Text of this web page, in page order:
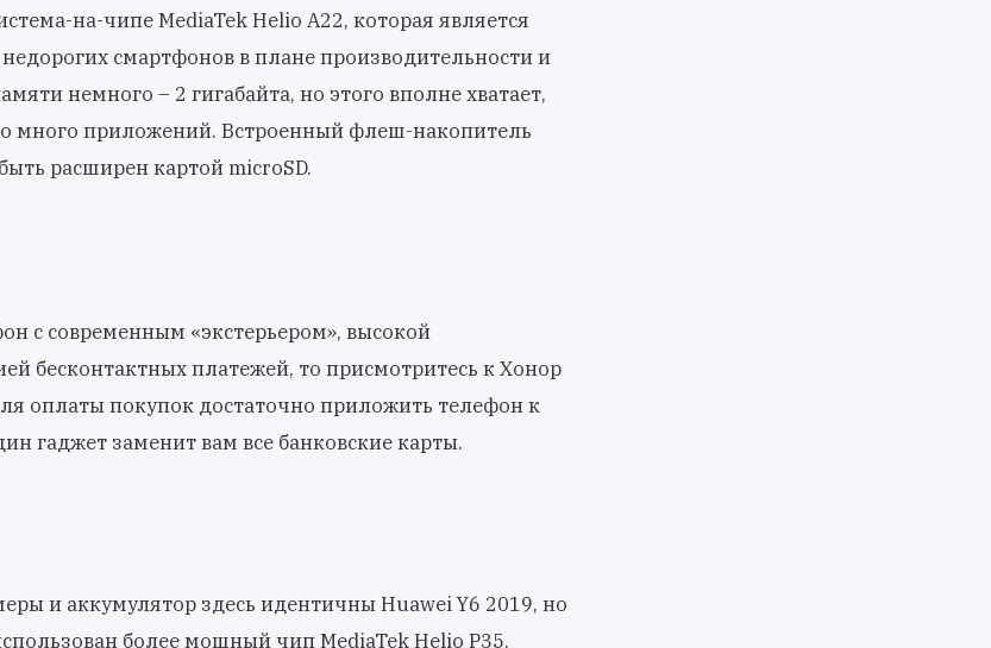
на-чипе MediaTek Helio A22, которая является
смартфонов в плане производительности и
немного – 2 гигабайта, но этого вполне хватает,
много приложений. Встроенный флеш-накопитель
расширен картой microSD.
с современным «экстерьером», высокой
бесконтактных платежей, то присмотритесь к Хонор
оплаты покупок достаточно приложить телефон к
гаджет заменит вам все банковские карты.
и аккумулятор здесь идентичны Huawei Y6 2019, но
более мощный чип MediaTek Helio P35,